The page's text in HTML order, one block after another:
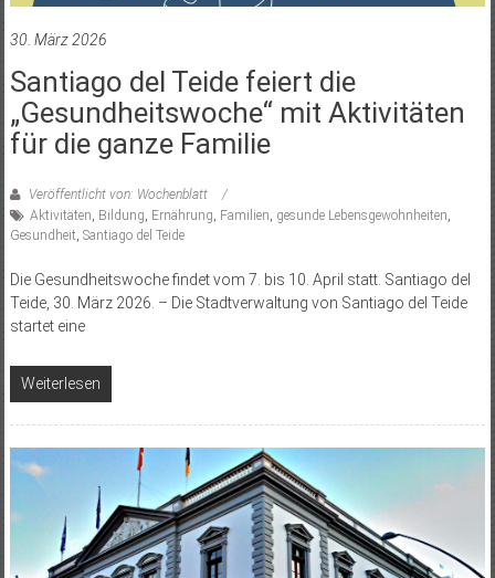
30. März 2026
Santiago del Teide feiert die
„Gesundheitswoche“ mit Aktivitäten
für die ganze Familie
Veröffentlicht von: Wochenblatt
Aktivitäten, Bildung, Ernährung, Familien, gesunde Lebensgewohnheiten,
Gesundheit, Santiago del Teide
Die Gesundheitswoche findet vom 7. bis 10. April statt. Santiago del
Teide, 30. März 2026. – Die Stadtverwaltung von Santiago del Teide
startet eine
Weiterlesen